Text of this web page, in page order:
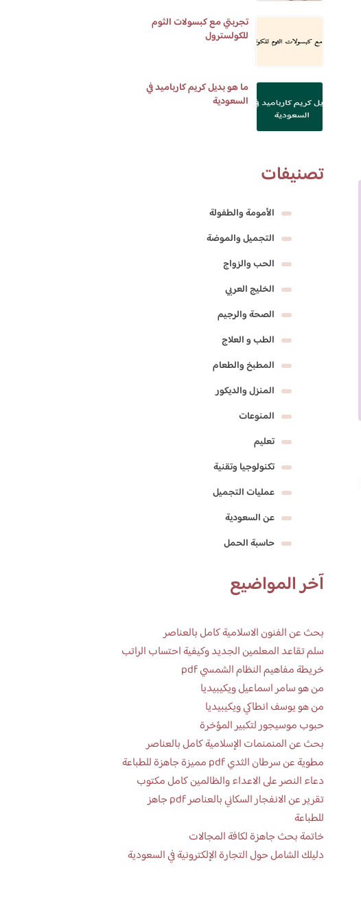
تجربتي مع كبسولات الثوم
للكولسترول
ما هو بديل كريم كارباميد في
السعودية
تصنيفات
الأمومة والطفولة
التجميل والموضة
الحب والزواج
الخليج العربي
الصحة والرجيم
الطب و العلاج
المطبخ والطعام
المنزل والديكور
المنوعات
تعليم
تكنولوجيا وتقنية
عمليات التجميل
عن السعودية
حاسبة الحمل
آخر المواضيع
بحث عن الفنون الاسلامية كامل بالعناصر
سلم تقاعد المعلمين الجديد وكيفية احتساب الراتب
خريطة مفاهيم النظام الشمسي pdf
من هو سامر اسماعيل ويكيبيديا
من هو يوسف انطاكي ويكيبيديا
حبوب موسيجور لتكبير المؤخرة
بحث عن المنمنمات الإسلامية كامل بالعناصر
مطوية عن سرطان الثدي pdf مميزة جاهزة للطباعة
دعاء النصر على الاعداء والظالمين كامل مكتوب
تقرير عن الانفجار السكاني بالعناصر pdf جاهز
للطباعة
خاتمة بحث جاهزة لكافة المجالات
دليلك الشامل حول التجارة الإلكترونية في السعودية